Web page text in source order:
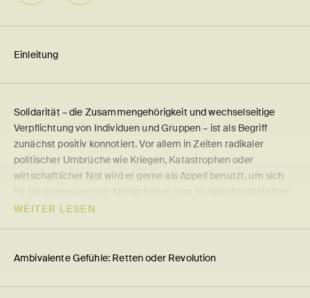
Einlei­tung
Solidarität – die Zusammengehörigkeit und wechselseitige
Verpflichtung von Individuen und Gruppen – ist als Begriff
zunächst positiv konnotiert. Vor allem in Zeiten radikaler
politischer Umbrüche wie Kriegen, Katastrophen oder
wirtschaftlicher Not wird er gerne als Appell benutzt, um sich
für die Interessen von Minderheiten bzw. Schwächergestellten
einzusetzen und ein gemeinschaftsbezogenes Engagement
zivilgesellschaftliche Akteur:innen, soziale Bewegungen und
beteiligen. Da die solidarische Haltung nicht einfach gegeben
WEITER LESEN
Ambi­va­lente Gefühle: Retten oder Revo­lu­tion